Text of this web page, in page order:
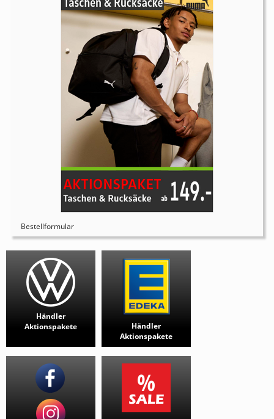
Bestellformular
Händler
Aktionspakete
Händler
Aktionspakete